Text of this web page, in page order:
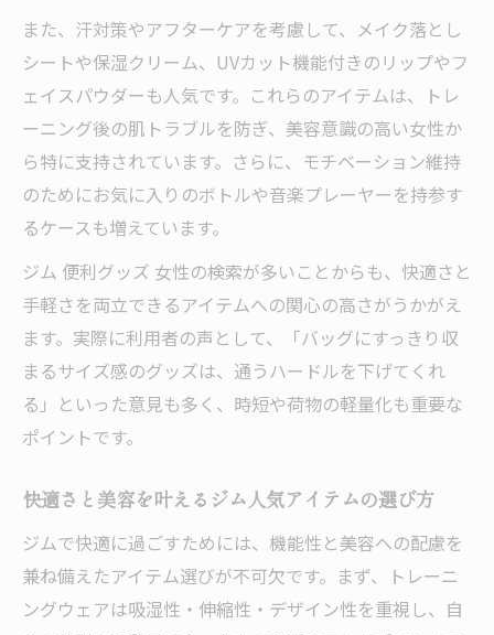
ジム初心者におすすめの持ち物アイディア
集
女性のためのジム愛用グッズ最新事情を解説
女性が選ぶ最新ジム人気アイテムの傾向
ジム便利グッズ女性向け注目ポイント紹介
ジムで役立つ最新グッズと人気の理由とは
愛用者が増加中のジム持ち物の特徴分析
美容にも効くジムグッズの選び方を徹底調
査
汗対策も万全のジム人気アイテム活用術
汗対策に役立つジム便利グッズの選び方
ジムで快適に過ごすための汗拭きアイテム
衛生面も安心なジム持ち物の工夫特集
美容と効率を叶えるジム便利グッズの魅力
また、汗対策やアフターケアを考慮して、メイク落とし
シートや保湿クリーム、UVカット機能付きのリップやフ
ェイスパウダーも人気です。これらのアイテムは、トレ
ーニング後の肌トラブルを防ぎ、美容意識の高い女性か
ら特に支持されています。さらに、モチベーション維持
のためにお気に入りのボトルや音楽プレーヤーを持参す
るケースも増えています。
ジム 便利グッズ 女性の検索が多いことからも、快適さと
手軽さを両立できるアイテムへの関心の高さがうかがえ
ます。実際に利用者の声として、「バッグにすっきり収
まるサイズ感のグッズは、通うハードルを下げてくれ
る」といった意見も多く、時短や荷物の軽量化も重要な
ポイントです。
快適さと美容を叶えるジム人気アイテムの選び方
ジムで快適に過ごすためには、機能性と美容への配慮を
兼ね備えたアイテム選びが不可欠です。まず、トレーニ
ングウェアは吸湿性・伸縮性・デザイン性を重視し、自